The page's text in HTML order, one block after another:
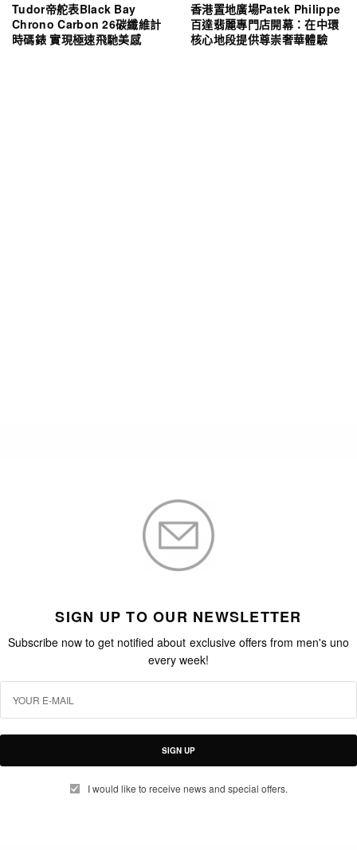
Tudor帝舵表Black Bay
Chrono Carbon 26碳纖維計
時碼錶 實現極速飛馳美感
香港置地廣場Patek Philippe
百達翡麗專門店開幕：在中環
核心地段提供尊崇奢華體驗
SIGN UP TO OUR NEWSLETTER
Subscribe now to get notified about exclusive offers from men's uno
every week!
SIGN UP
I would like to receive news and special offers.